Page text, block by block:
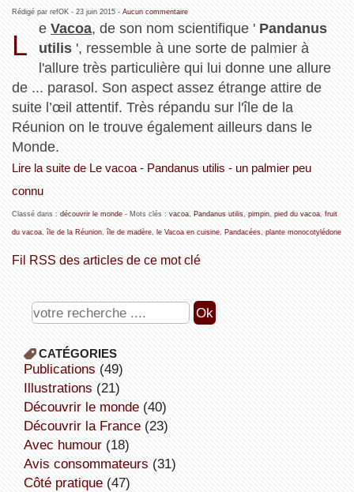
Rédigé par refOK - 23 juin 2015- Aucun commentaire
L
eVacoa, de son nom scientifique ' Pandanus
utilis ', ressemble à une sorte de palmier à
l'allure très particulière qui lui donne une allure
de ... parasol. Son aspect assez étrange attire de
suite l’œil attentif. Très répandu sur l'île de la
Réunion on le trouve également ailleurs dans le
Monde.
Lire la suite de Le vacoa - Pandanus utilis - un palmier peu
connu
Classé dans : découvrir le monde- Mots clés : vacoa, Pandanus utilis, pimpin, pied du vacoa, fruit
du vacoa, île de la Réunion, île de madère, le Vacoa en cuisine, Pandacées, plante monocotylédone
Fil RSS des articles de ce mot clé
CATÉGORIES
publications (49)
illustrations (21)
découvrir le monde(40)
découvrir la France(23)
avec humour(18)
avis consommateurs (31)
côté pratique(47)